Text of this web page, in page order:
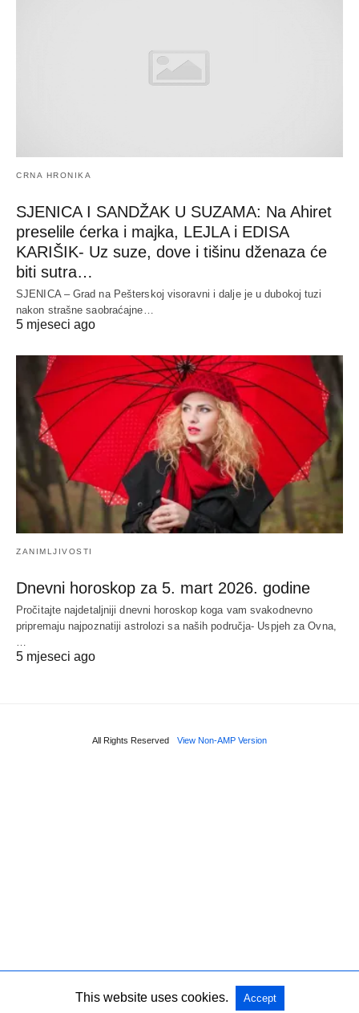
CRNA HRONIKA
SJENICA I SANDŽAK U SUZAMA: Na Ahiret
preselile ćerka i majka, LEJLA i EDISA
KARIŠIK- Uz suze, dove i tišinu dženaza će
biti sutra…
SJENICA – Grad na Pešterskoj visoravni i dalje je u dubokoj tuzi
nakon strašne saobraćajne…
5 mjeseci ago
ZANIMLJIVOSTI
Dnevni horoskop za 5. mart 2026. godine
Pročitajte najdetaljniji dnevni horoskop koga vam svakodnevno
pripremaju najpoznatiji astrolozi sa naših područja- Uspjeh za Ovna,
5 mjeseci ago
All Rights Reserved View Non-AMP Version
This website uses cookies. Accept